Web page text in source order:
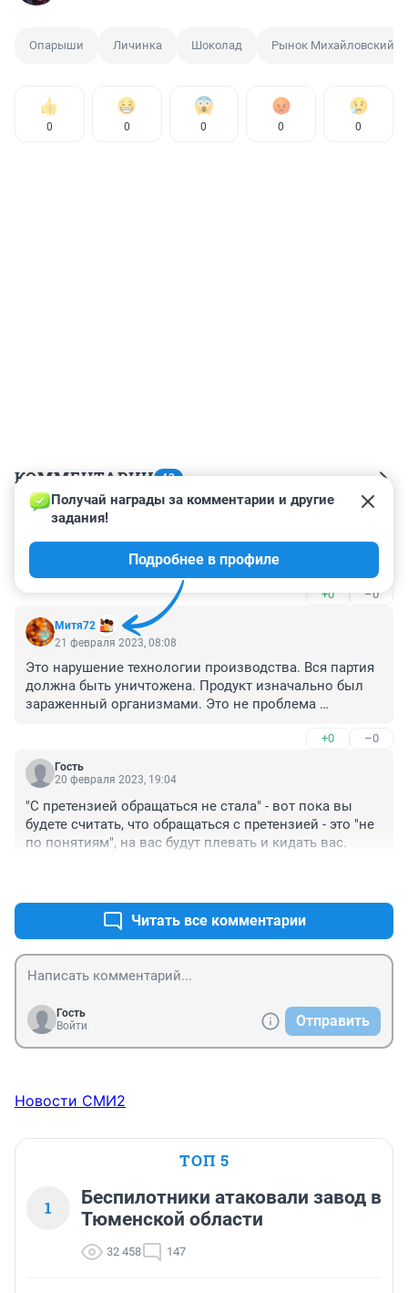
Опарыши Личинка Шоколад Рынок Михайловский
0 0 0 0 0
КОММЕНТАРИИ 43
Гость
Это же Фанзиль)
+0 –0
Митя72
Получай награды за комментарии и другие
задания!
Подробнее в профиле
21 февраля 2023, 08:08
Это нарушение технологии производства. Вся партия
должна быть уничтожена. Продукт изначально был
зараженный организмами. Это не проблема
встречаться с высоким шансом. Жалуйтесь в органы
контроля качества, а не возвраты делайте, а то
дальше будут продавать жуков в конфетах из орехов.
+0 –0
Гость
20 февраля 2023, 19:04
"С претензией обращаться не стала" - вот пока вы
будете считать, что обращаться с претензией - это "не
по понятиям", на вас будут плевать и кидать вас.
Читать все комментарии
Гость
Войти
Отправить
Новости СМИ2
ТОП 5
1
Беспилотники атаковали завод в
Тюменской области
32 458 147